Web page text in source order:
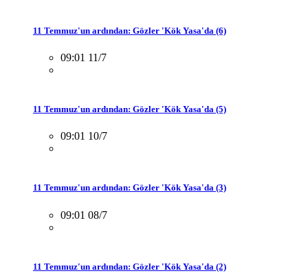
11 Temmuz'un ardından: Gözler 'Kök Yasa'da (6)
09:01 11/7
11 Temmuz'un ardından: Gözler 'Kök Yasa'da (5)
09:01 10/7
11 Temmuz'un ardından: Gözler 'Kök Yasa'da (3)
09:01 08/7
11 Temmuz'un ardından: Gözler 'Kök Yasa'da (2)